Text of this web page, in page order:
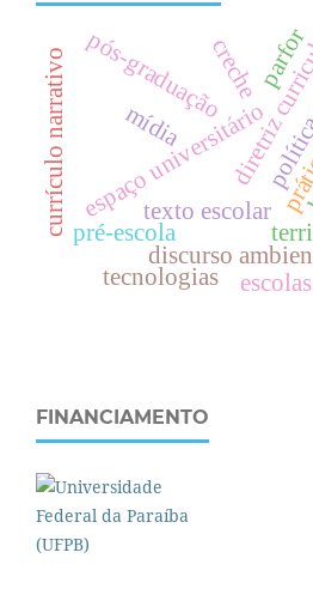
diretriz
texto escolar
espaço universitário
pós-graduação
discurso
mídia
parfor
pré-escola
creche
tecnologias
currículo narrativo
FINANCIAMENTO